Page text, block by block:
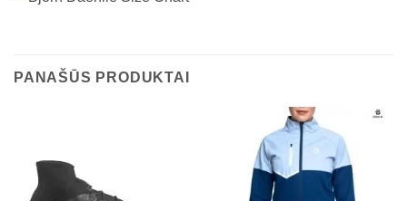
PANAŠŪS PRODUKTAI